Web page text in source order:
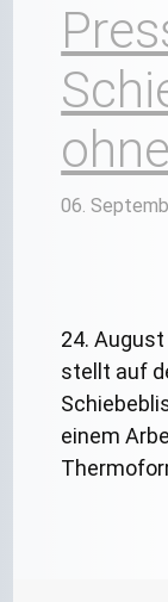
06.
24.
stellt auf
einem